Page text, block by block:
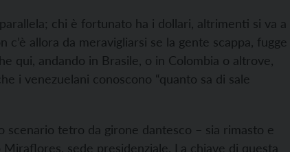
chi è fortunato ha i dollari, altrimenti si va a
allora da meravigliarsi se la gente scappa, fugge
qui, andando in Brasile, o in Colombia o altrove,
i venezuelani conoscono “quanto sa di sale
tetro da girone dantesco – sia rimasto e
sede presidenziale. La chiave di questa